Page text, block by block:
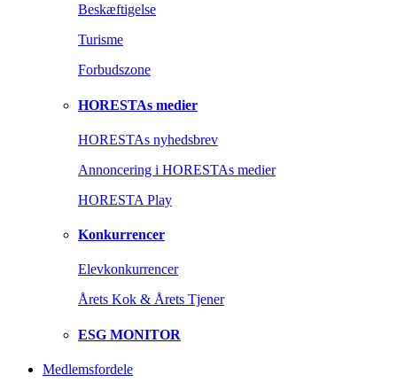
Beskæftigelse
Turisme
Forbudszone
HORESTAs medier
HORESTAs nyhedsbrev
Annoncering i HORESTAs medier
HORESTA Play
Konkurrencer
Elevkonkurrencer
Årets Kok & Årets Tjener
ESG MONITOR
Medlemsfordele